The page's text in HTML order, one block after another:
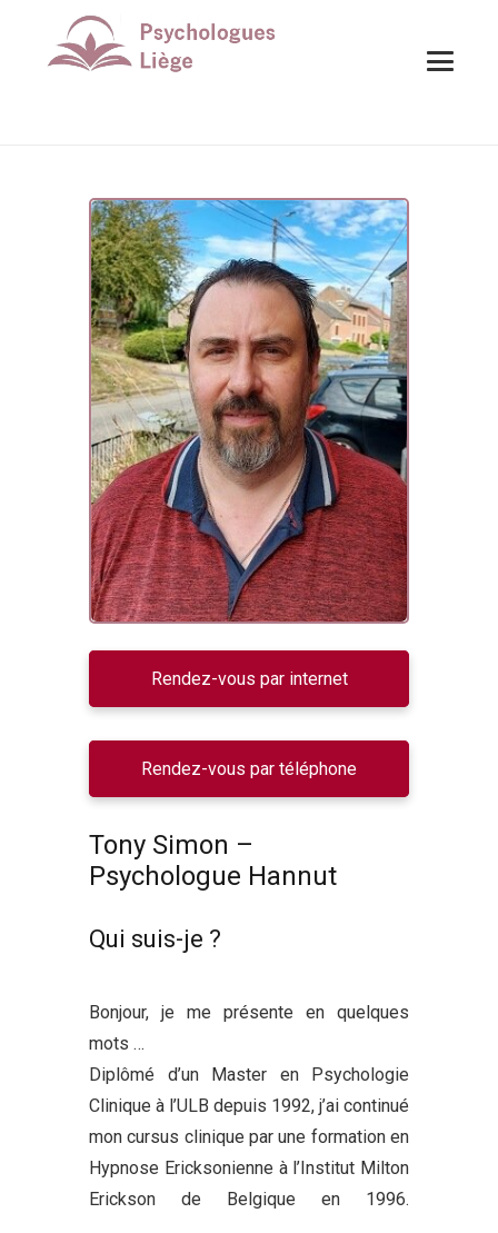
Tony Simon –
Psychologue Hannut
Qui suis-je ?
Bonjour, je me présente en quelques
mots …
Diplômé d’un Master en Psychologie
Clinique à l’ULB depuis 1992, j’ai continué
mon cursus clinique par une formation en
Hypnose Ericksonienne à l’Institut Milton
Erickson de Belgique en 1996.
Rendez-vous par internet
Rendez-vous par téléphone